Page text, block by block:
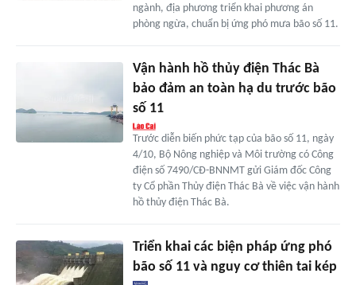
ngành, địa phương triển khai phương án
phòng ngừa, chuẩn bị ứng phó mưa bão số 11.
Vận hành hồ thủy điện Thác Bà
bảo đảm an toàn hạ du trước bão
số 11
Trước diễn biến phức tạp của bão số 11, ngày
4/10, Bộ Nông nghiệp và Môi trường có Công
điện số 7490/CĐ-BNNMT gửi Giám đốc Công
ty Cổ phần Thủy điện Thác Bà về việc vận hành
hồ thủy điện Thác Bà.
Triển khai các biện pháp ứng phó
bão số 11 và nguy cơ thiên tai kép